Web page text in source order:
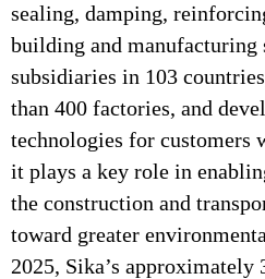
sealing, damping,
building and manufacturing
subsidiaries in 103
than 400 factories, and
technologies for customers
it plays a key role in
the construction and
toward greater
2025, Sika’s approximately